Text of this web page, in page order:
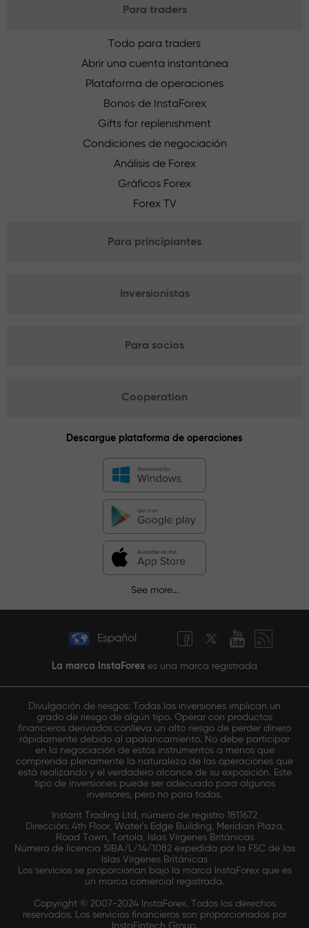
Para traders
Todo para traders
Abrir una cuenta instantánea
Plataforma de operaciones
Bonos de InstaForex
Gifts for replenishment
Condiciones de negociación
Análisis de Forex
Gráficos Forex
Forex TV
Para principiantes
Inversionistas
Para socios
Cooperation
Descargue plataforma de operaciones
See more...
Español
La marca InstaForex es una marca registrada
Divulgación de riesgos: Todas las inversiones implican un
grado de riesgo de algún tipo. Operar con productos
financieros derivados conlleva un alto riesgo de perder dinero
rápidamente debido al apalancamiento. No debe participar
en la negociación de estos instrumentos a menos que
comprenda plenamente la naturaleza de las operaciones que
está realizando y el verdadero alcance de su exposición. Este
tipo de inversiones puede ser adecuado para algunos
inversores, pero no para todos.
Instant Trading Ltd, número de registro 1811672
Dirección: 4th Floor, Water's Edge Building, Meridian Plaza,
Road Town, Tortola, Islas Vírgenes Británicas
Número de licencia SIBA/L/14/1082 expedida por la FSC de las
Islas Vírgenes Británicas
Los servicios se proporcionan bajo la marca InstaForex que es
un marca comercial registrada.
Copyright © 2007-2024 InstaForex. Todos los derechos
reservados. Los servicios financieros son proporcionados por
InstaFintech Group.